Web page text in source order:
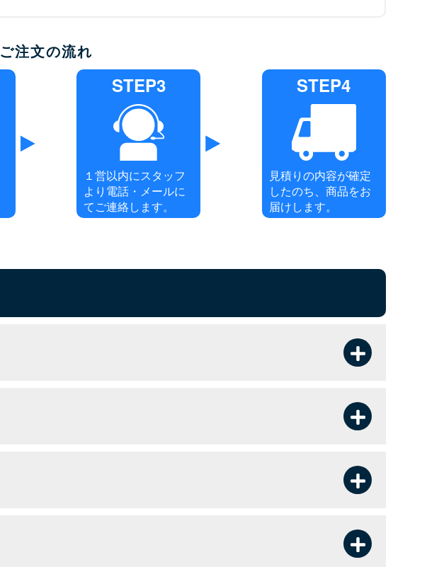
ご注文の流れ
STEP3
１営以内にスタッフ
より電話・メールに
てご連絡します。
STEP4
見積りの内容が確定
したのち、商品をお
届けします。